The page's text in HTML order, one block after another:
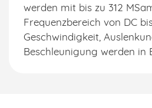
werden mit bis zu 312
Frequenzbereich von DC
Geschwindigkeit,
Beschleunigung werden in